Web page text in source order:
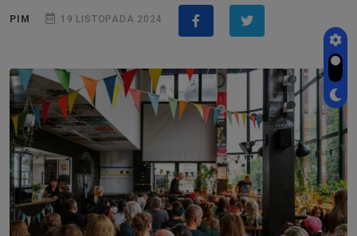
PIM 19 LISTOPADA 2024